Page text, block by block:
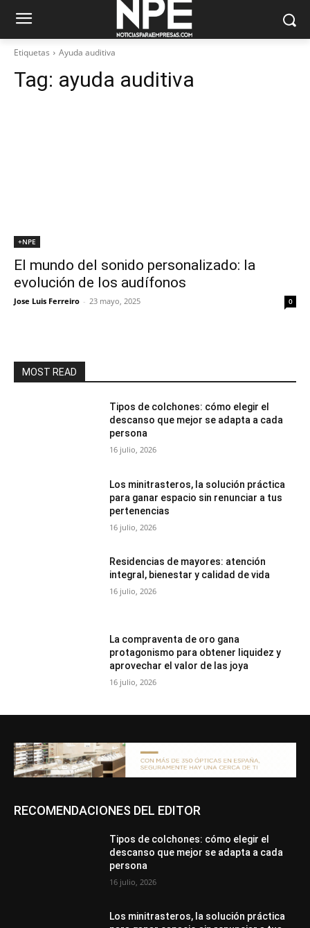
Etiquetas Ayuda auditiva
Tag: ayuda auditiva
+NPE
El mundo del sonido personalizado: la
evolución de los audífonos
Jose Luis Ferreiro - 23 mayo, 2025 0
MOST READ
Tipos de colchones: cómo elegir el
descanso que mejor se adapta a cada
persona
16 julio, 2026
Los minitrasteros, la solución práctica
para ganar espacio sin renunciar a tus
pertenencias
16 julio, 2026
Residencias de mayores: atención
integral, bienestar y calidad de vida
16 julio, 2026
La compraventa de oro gana
protagonismo para obtener liquidez y
aprovechar el valor de las joya
16 julio, 2026
RECOMENDACIONES DEL EDITOR
Tipos de colchones: cómo elegir el
descanso que mejor se adapta a cada
persona
16 julio, 2026
Los minitrasteros, la solución práctica